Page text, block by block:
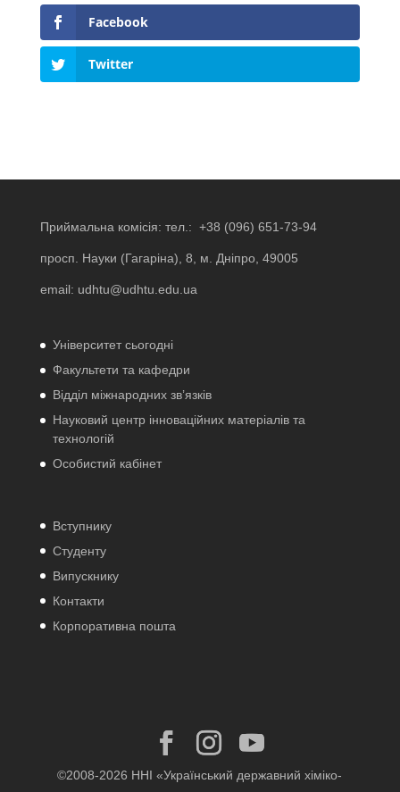
Facebook
Twitter
Приймальна комісія: тел.: +38 (096) 651-73-94
просп. Науки (Гагаріна), 8, м. Дніпро, 49005
email: udhtu@udhtu.edu.ua
Університет сьогодні
Факультети та кафедри
Відділ міжнародних зв’язків
Науковий центр інноваційних матеріалів та
технологій
Особистий кабінет
Вступнику
Студенту
Випускнику
Контакти
Корпоративна пошта
©2008-2026 ННІ «Український державний хіміко-